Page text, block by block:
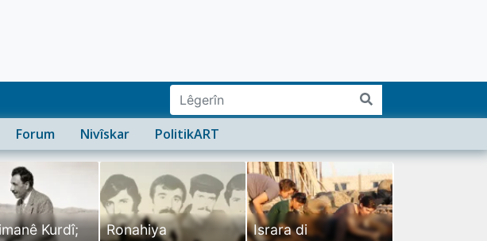
Forum Nivîskar PolitikART
Kurdî;
Ronahiya
Israra di